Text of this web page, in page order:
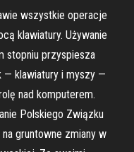
wszystkie operacje
klawiatury. Używanie
stopniu przyspiesza
— klawiatury i myszy —
nad komputerem.
Polskiego Związku
gruntowne zmiany w